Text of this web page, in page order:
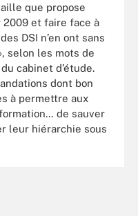
que propose
2009 et faire face à
DSI n’en ont sans
selon les mots de
cabinet d’étude.
dont bon
à permettre aux
de sauver
leur hiérarchie sous